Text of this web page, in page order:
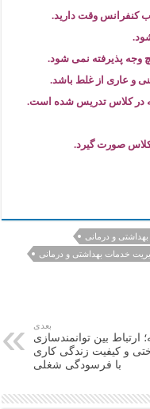
وجه پذیرفته نمی شود.
و عاری از غلط باشد.
که در کلاس تدریس شده است.
کلاس صورت گیرد.
بهداشتی و درمانی
خدمات بهداشتی و درمانی
بعدی
ارتباط بین توانمندسازی
و کیفیت زندگی کاری
با فرسودگی شغلی